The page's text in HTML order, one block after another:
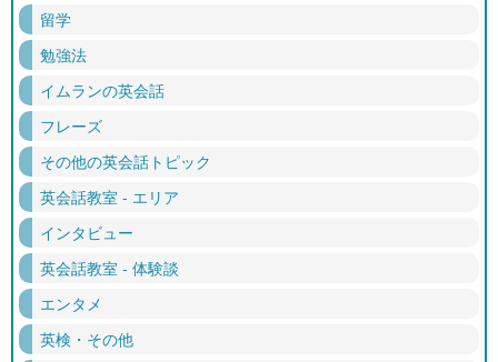
留学
勉強法
イムランの英会話
フレーズ
その他の英会話トピック
英会話教室 - エリア
インタビュー
英会話教室 - 体験談
エンタメ
英検・その他